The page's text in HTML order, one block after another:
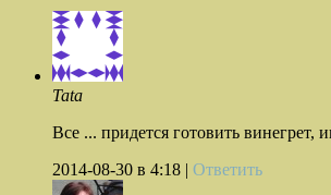
Tata
Все ... придется готовить винегрет,
2014-08-30 в 4:18 | Ответить